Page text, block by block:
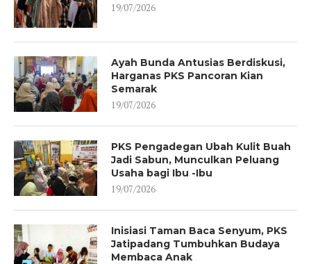
19/07/2026
Ayah Bunda Antusias Berdiskusi,
Harganas PKS Pancoran Kian
Semarak
19/07/2026
PKS Pengadegan Ubah Kulit Buah
Jadi Sabun, Munculkan Peluang
Usaha bagi Ibu -Ibu
19/07/2026
Inisiasi Taman Baca Senyum, PKS
Jatipadang Tumbuhkan Budaya
Membaca Anak